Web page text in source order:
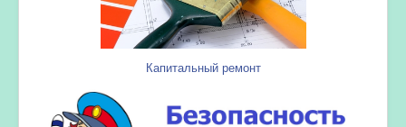
Капитальный ремонт